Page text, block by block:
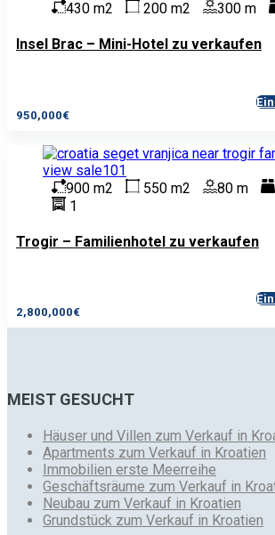
430 m2 200 m2 300 m
Insel Brac – Mini-Hotel zu verkaufen
950,000€
900 m2 550 m2 80 m
1
Trogir – Familienhotel zu verkaufen
2,800,000€
MEIST GESUCHT
Häuser und Villen zum Verkauf in
Apartments zum Verkauf in Kroatien
Immobilien erste Meerreihe
Geschäftsräume zum Verkauf in
Neubau zum Verkauf in Kroatien
Grundstück zum Verkauf in Kroatien